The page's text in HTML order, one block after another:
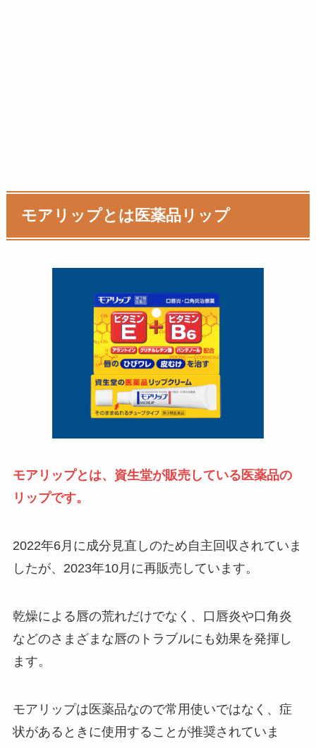
モアリップとは医薬品リップ
モアリップとは、資生堂が販売している医薬品の
リップです。
2022年6月に成分見直しのため自主回収されていま
したが、2023年10月に再販売しています。
乾燥による唇の荒れだけでなく、口唇炎や口角炎
などのさまざまな唇のトラブルにも効果を発揮し
ます。
モアリップは医薬品なので常用使いではなく、症
状があるときに使用することが推奨されていま